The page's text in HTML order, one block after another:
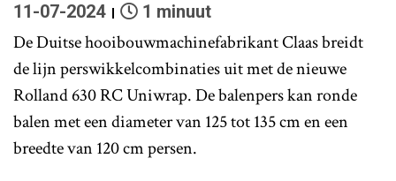
11-07-2024 1 minuut
De Duitse hooibouwmachinefabrikant Claas breidt
de lijn perswikkelcombinaties uit met de nieuwe
Rolland 630 RC Uniwrap. De balenpers kan ronde
balen met een diameter van 125 tot 135 cm en een
breedte van 120 cm persen.